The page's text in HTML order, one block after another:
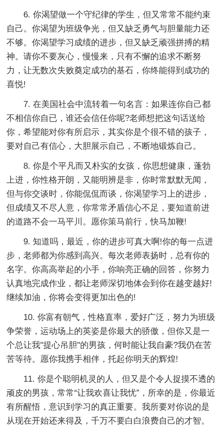
6. 你渴望做一个守纪律的学生，但又常常不能约束
自己。你渴望为班级争光，但又缺乏勇气与胆量能力还
不够。你渴望学习成绩的进步，但又缺乏顽强拼搏的精
神。请你不要灰心，慢慢来，只有不懈的追求不断努
力，让无数次失败奠定成功的基石，你终能得到成功的
喜悦!
7. 在美国社会中流转着一句名言：如果连你自己都
不相信你自已，谁还会信任你呢?老师想把这句话送给
你，希望能对你有所启示，其实你是个很不错的孩子，
要对自己有信心，大胆展示自己，不断地锻炼自己。
8. 你是个平凡而又朴实的女孩，你思想健康，蓬勃
上进，你性格开朗，又能明辨是非，你时常默默无闻，
但与你交谈时，你能侃侃而谈，你渴望学习上的进步，
但成绩又不尽人意，你常常矛盾信心不足，要知道前进
的道路不会一马平川。愿你策马前行，快马加鞭!
9. 知道吗，最近，你的进步可真大啊!你的每一点进
步，老师都为你感到高兴。每次老师表扬时，总有你的
名字。你高高举起的小手，你响亮正确的回答，你努力
认真地完成作业，都让老师深切地体会到你在越变越好!
继续加油，你将会变得更加出色的!
10. 你富有朝气，性格直率，爱好广泛，努力为班级
争荣誉，运动场上的英姿是你最大的骄傲，但你又是一
个总让我"提心吊胆"的男孩，何时能让我自豪?我仍在苦
苦等待。愿你我携手相伴，托起你明天的辉煌!
11. 你是个聪明机灵的人，但又是个令人捉摸不透的
顽皮的男孩，常常“让我欢喜让我忧”，所幸的是，你最近
有所醒悟，意识到学习的真正重要。我所要对你说的是
从现在开始还来得及，千万不要白白浪费自己的才智。